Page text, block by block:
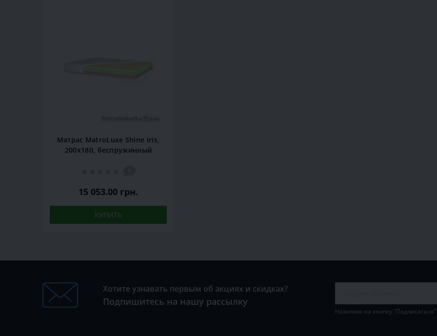
Матрас MatroLuxe Shine Iris,
200x180, беспружинный
15 053.00 грн.
КУПИТЬ
Хотите узнавать первым об акциях и скидках?
Подпишитесь на нашу рассылку
Нажимая на кнопку